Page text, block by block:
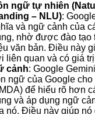
ngữ tự nhiên
– NLU):
và ngữ cảnh của
nhờ được đào tạo
văn bản. Điều này
liên quan và có giá
cảnh: Google
ngữ của Google
để hiểu rõ hơn
và áp dụng ngữ
nó. Điều này giúp nó